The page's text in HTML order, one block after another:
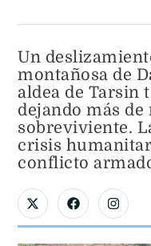
Un
montañosa de
aldea de Tarsin
dejando más
sobreviviente.
crisis
conflicto